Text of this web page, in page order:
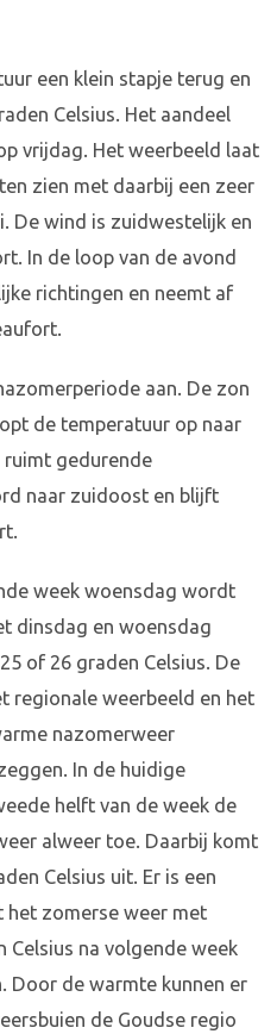
een klein stapje terug en
Celsius. Het aandeel
vrijdag. Het weerbeeld laat
zien met daarbij een zeer
De wind is zuidwestelijk en
In de loop van de avond
richtingen en neemt af
aan. De zon
de temperatuur op naar
ruimt gedurende
naar zuidoost en blijft
week woensdag wordt
dinsdag en woensdag
of 26 graden Celsius. De
regionale weerbeeld en het
nazomerweer
In de huidige
helft van de week de
alweer toe. Daarbij komt
Celsius uit. Er is een
het zomerse weer met
Celsius na volgende week
Door de warmte kunnen er
de Goudse regio